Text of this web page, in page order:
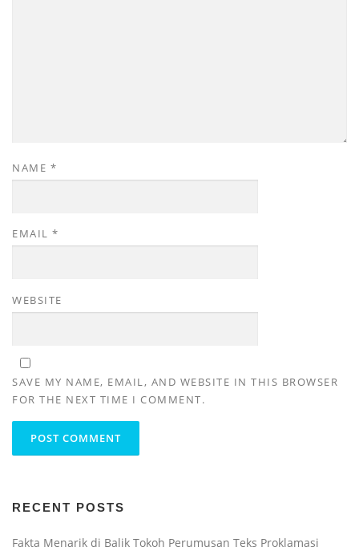
NAME *
EMAIL *
WEBSITE
SAVE MY NAME, EMAIL, AND WEBSITE IN THIS BROWSER
FOR THE NEXT TIME I COMMENT.
RECENT POSTS
Fakta Menarik di Balik Tokoh Perumusan Teks Proklamasi